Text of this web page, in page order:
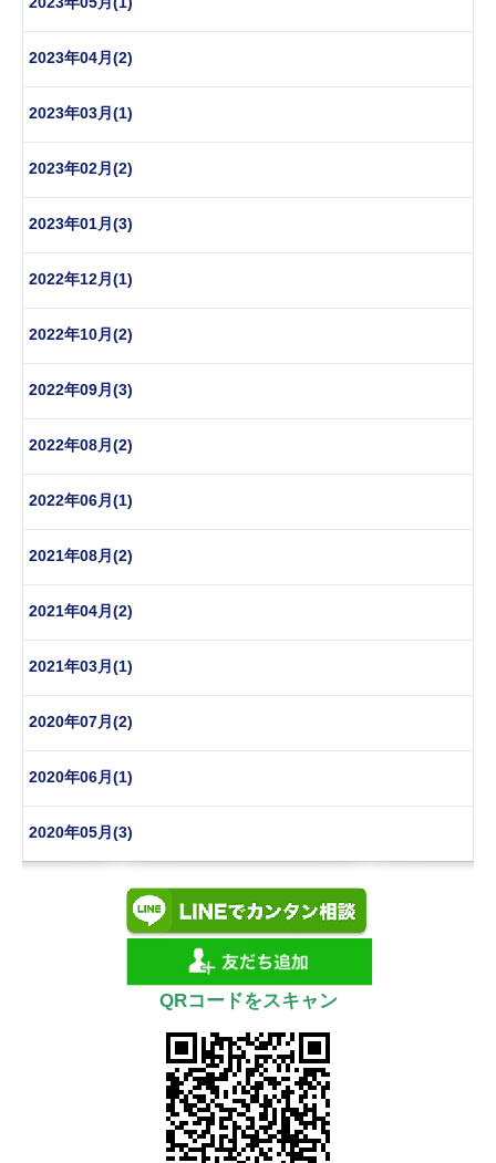
2023年04月(2)
2023年03月(1)
2023年02月(2)
2023年01月(3)
2022年12月(1)
2022年10月(2)
2022年09月(3)
2022年08月(2)
2022年06月(1)
2021年08月(2)
2021年04月(2)
2021年03月(1)
2020年07月(2)
2020年06月(1)
2020年05月(3)
QRコードをスキャン